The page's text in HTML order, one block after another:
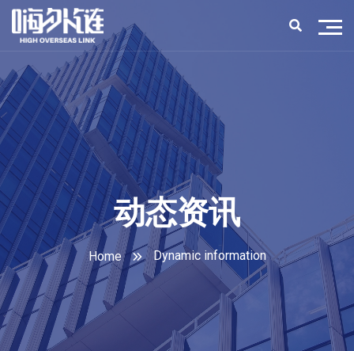
动态资讯
Home Dynamic information